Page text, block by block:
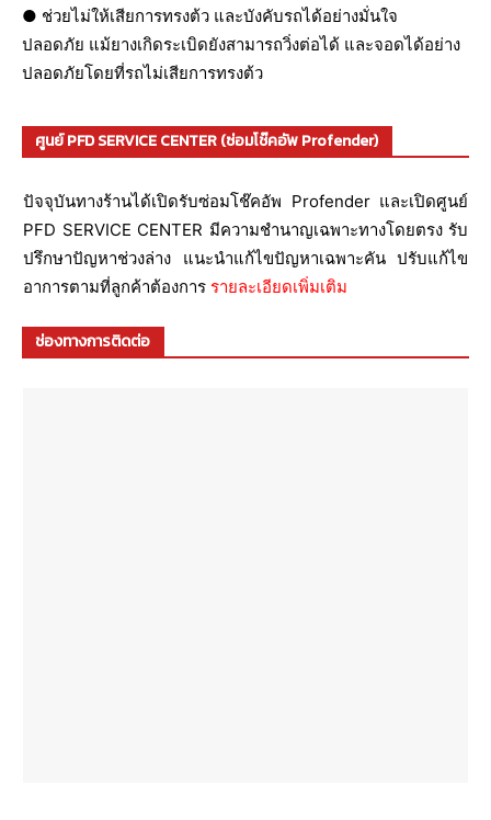
● ช่วยไม่ให้เสียการทรงต้ว และบังคับรถได้อย่างมั่นใจ
ปลอดภัย แม้ยางเกิดระเบิดยังสามารถวิ่งต่อได้ และจอดได้อย่าง
ปลอดภัยโดยที่รถไม่เสียการทรงต้ว
ศูนย์ PFD SERVICE CENTER (ซ่อมโช๊คอัพ Profender)
ปัจจุบันทางร้านได้เปิดรับซ่อมโช๊คอัพ Profender และเปิดศูนย์
PFD SERVICE CENTER มีความชำนาญเฉพาะทางโดยตรง รับ
ปรึกษาปัญหาช่วงล่าง แนะนำแก้ไขปัญหาเฉพาะคัน ปรับแก้ไข
อาการตามที่ลูกค้าต้องการ รายละเอียดเพิ่มเติม
ช่องทางการติดต่อ